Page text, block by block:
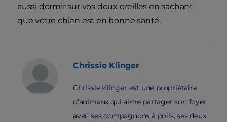
aussi dormir sur vos deux oreilles en sachant
que votre chien est en bonne santé.
Chrissie Klinger
Chrissie Klinger est une propriétaire
d’animaux qui aime partager son foyer
avec ses compagnons à poils, ses deux